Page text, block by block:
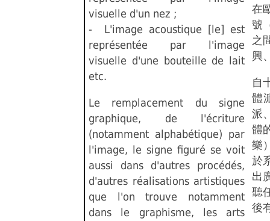
visuelle d'un nez ;
- L'image acoustique [le] est
représentée par l'image
visuelle d'une bouteille de lait
etc.
Le remplacement du signe
graphique, de l'écriture
(notamment alphabétique) par
l'image, le signe figuré se voit
aussi dans d'autres procédés,
d'autres réalisations artistiques
que l'on trouve notamment
dans le graphisme, les arts
在
號
之
興
自
體
派
體
樂
於
出
聽
後